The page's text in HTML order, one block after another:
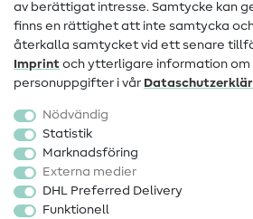
Ångerrätt
Populärt
Sytillbehör
Rea
av berättigat intresse. Samtycke kan
finns en rättighet att inte samtycka
återkalla samtycket vid ett senare
Imprint och ytterligare information om
personuppgifter i vår
Nödvändig
Statistik
Marknadsföring
Externa medier
DHL Preferred Delivery
Funktionell